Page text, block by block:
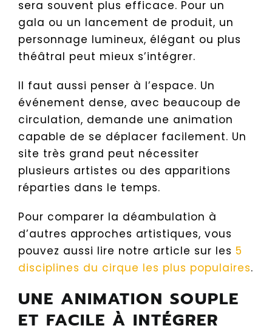
sera souvent plus efficace. Pour un
gala ou un lancement de produit, un
personnage lumineux, élégant ou plus
théâtral peut mieux s’intégrer.
Il faut aussi penser à l’espace. Un
événement dense, avec beaucoup de
circulation, demande une animation
capable de se déplacer facilement. Un
site très grand peut nécessiter
plusieurs artistes ou des apparitions
réparties dans le temps.
Pour comparer la déambulation à
d’autres approches artistiques, vous
pouvez aussi lire notre article sur les 5
disciplines du cirque les plus populaires.
UNE ANIMATION SOUPLE
ET FACILE À INTÉGRER